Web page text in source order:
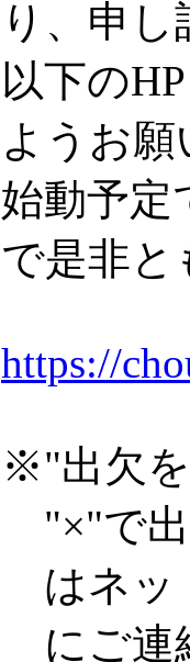
り、申
以下の
ようお
始動予定
で是非と
https://
※"出欠
"×"で出
はネッ
にご連